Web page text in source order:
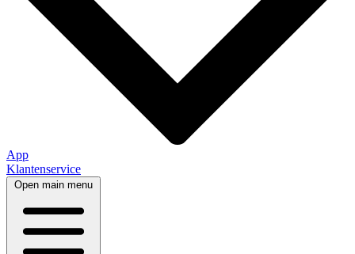
App
Klantenservice
Open main menu